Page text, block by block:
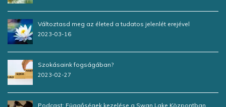
Változtasd meg az életed a tudatos jelenlét erejével
2023-03-16
Szokásaink fogságában?
2023-02-27
Podcast: Függőségek kezelése a Swan Lake Központban